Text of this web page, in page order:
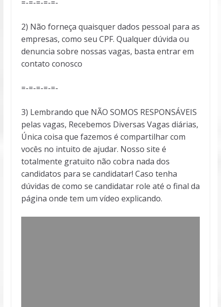
=-=-=-=-=-
2) Não forneça quaisquer dados pessoal para as
empresas, como seu CPF. Qualquer dúvida ou
denuncia sobre nossas vagas, basta entrar em
contato conosco
=-=-=-=-=-
3) Lembrando que NÃO SOMOS RESPONSÁVEIS
pelas vagas, Recebemos Diversas Vagas diárias,
Única coisa que fazemos é compartilhar com
vocês no intuito de ajudar. Nosso site é
totalmente gratuito não cobra nada dos
candidatos para se candidatar! Caso tenha
dúvidas de como se candidatar role até o final da
página onde tem um vídeo explicando.